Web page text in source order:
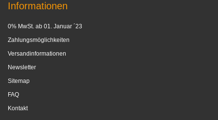
Informationen
0% MwSt. ab 01. Januar ´23
Zahlungsmöglichkeiten
Versandinformationen
Newsletter
Sitemap
FAQ
Kontakt